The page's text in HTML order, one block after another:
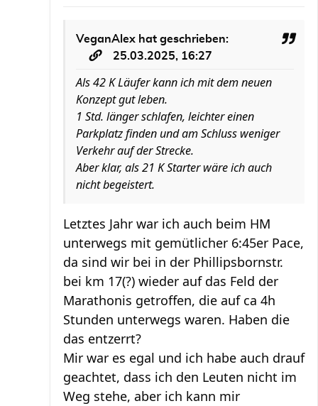
VeganAlex hat geschrieben:
25.03.2025, 16:27
Als 42 K Läufer kann ich mit dem neuen
Konzept gut leben.
1 Std. länger schlafen, leichter einen
Parkplatz finden und am Schluss weniger
Verkehr auf der Strecke.
Aber klar, als 21 K Starter wäre ich auch
nicht begeistert.
Letztes Jahr war ich auch beim HM
unterwegs mit gemütlicher 6:45er Pace,
da sind wir bei in der Phillipsbornstr.
bei km 17(?) wieder auf das Feld der
Marathonis getroffen, die auf ca 4h
Stunden unterwegs waren. Haben die
das entzerrt?
Mir war es egal und ich habe auch drauf
geachtet, dass ich den Leuten nicht im
Weg stehe, aber ich kann mir